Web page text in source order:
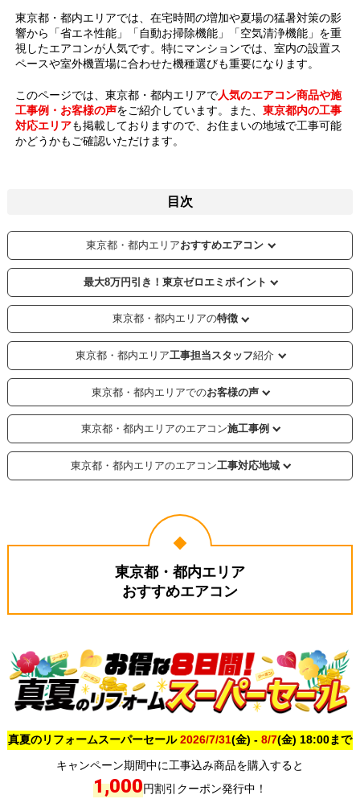
東京都・都内エリアでは、在宅時間の増加や夏場の猛暑対策の影
響から「省エネ性能」「自動お掃除機能」「空気清浄機能」を重
視したエアコンが人気です。特にマンションでは、室内の設置ス
ペースや室外機置場に合わせた機種選びも重要になります。
このページでは、東京都・都内エリアで人気のエアコン商品や施
工事例・お客様の声をご紹介しています。また、 東京都内の工事
対応エリアも掲載しておりますので、お住まいの地域で工事可能
かどうかもご確認いただけます。
目次
東京都・都内エリアおすすめエアコン
最大8万円引き！東京ゼロエミポイント
東京都・都内エリアの特徴
東京都・都内エリア工事担当スタッフ紹介
東京都・都内エリアでのお客様の声
東京都・都内エリアのエアコン施工事例
東京都・都内エリアのエアコン工事対応地域
東京都・都内エリア
おすすめエアコン
真夏のリフォームスーパーセール2026/7/31(金) - 8/7(金) 18:00まで
キャンペーン期間中に工事込み商品を購入すると
1,000円割引クーポン発行中！